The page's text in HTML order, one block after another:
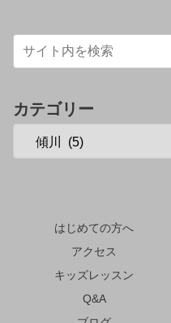
カテゴリー
はじめての方へ
アクセス
キッズレッスン
Q&A